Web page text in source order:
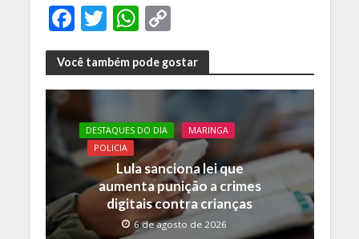
F
ac
e
b
o
o
k
T
w
itt
er
W
h
at
s
A
p
p
C
o
p
y
Li
n
k
Você também pode gostar
DESTAQUES DO DIA
MARINGA
POLICIA
Lula sanciona lei que
aumenta punição a crimes
digitais contra crianças
6 de agosto de 2026